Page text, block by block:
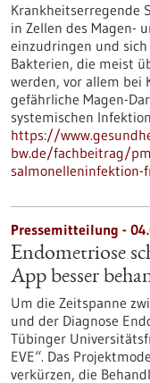
Krankheitserregende
in Zellen des Magen-
einzudringen und
Bakterien, die meist
werden, vor allem bei
gefährliche Magen-
systemischen
https://
bw.de/fachbeitrag/
salmonelleninfektion-
Pressemitteilung -
Endometriose
App besser
Um die Zeitspanne
und der Diagnose
Tübinger
EVE“. Das
verkürzen, die